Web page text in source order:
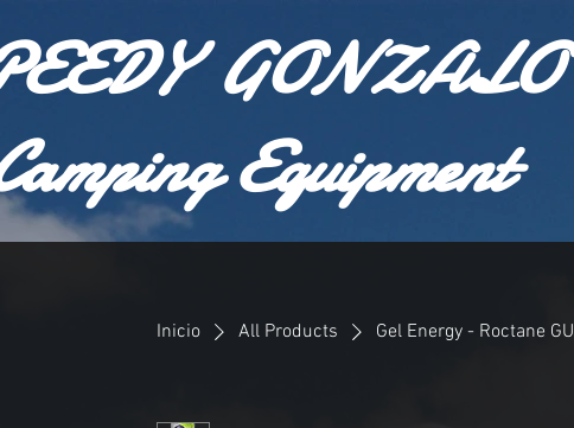
GONZALO
Equipment
Inicio All Products Gel Energy - Roctane GU